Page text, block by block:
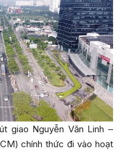
giao Nguyễn Văn Linh –
chính thức đi vào hoạt